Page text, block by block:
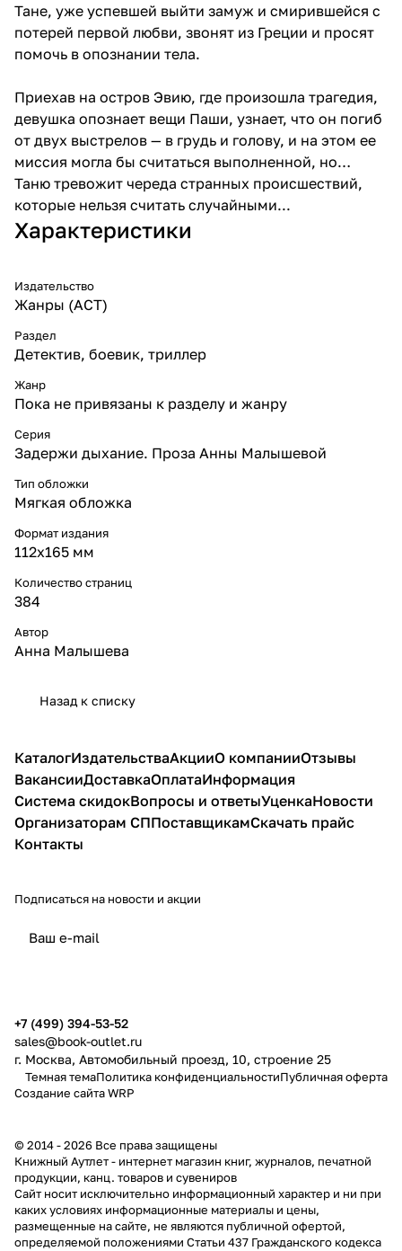
Тане, уже успевшей выйти замуж и смирившейся с
потерей первой любви, звонят из Греции и просят
помочь в опознании тела.
Приехав на остров Эвию, где произошла трагедия,
девушка опознает вещи Паши, узнает, что он погиб
от двух выстрелов — в грудь и голову, и на этом ее
миссия могла бы считаться выполненной, но…
Таню тревожит череда странных происшествий,
которые нельзя считать случайными...
Характеристики
Издательство
Жанры (АСТ)
Раздел
Детектив, боевик, триллер
Жанр
Пока не привязаны к разделу и жанру
Серия
Задержи дыхание. Проза Анны Малышевой
Тип обложки
Мягкая обложка
Формат издания
112x165 мм
Количество страниц
384
Автор
Анна Малышева
Назад к списку
КаталогИздательстваАкцииО компанииОтзывы
ВакансииДоставкаОплатаИнформация
Система скидокВопросы и ответыУценкаНовости
Организаторам СППоставщикамСкачать прайс
Контакты
Подписаться на новости и акции
+7 (499) 394-53-52
sales@book-outlet.ru
г. Москва, Автомобильный проезд, 10, строение 25
Темная темаПолитика конфиденциальностиПубличная оферта
Создание сайтаWRP
© 2014 - 2026 Все права защищены
Книжный Аутлет - интернет магазин книг, журналов, печатной
продукции, канц. товаров и сувениров
Cайт носит исключительно информационный характер и ни при
каких условиях информационные материалы и цены,
размещенные на сайте, не являются публичной офертой,
определяемой положениями Статьи 437 Гражданского кодекса